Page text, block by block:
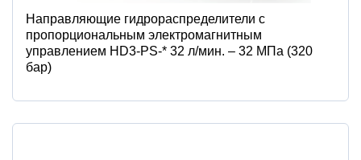
Направляющие гидрораспределители с
пропорциональным электромагнитным
управлением HD3-PS-* 32 л/мин. – 32 МПа (320
бар)